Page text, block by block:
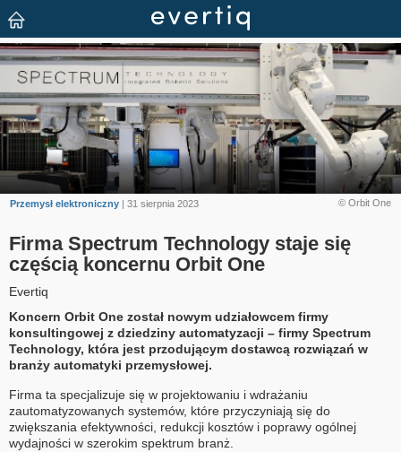
© Orbit One
Przemysł elektroniczny | 31 sierpnia 2023
Firma Spectrum Technology staje się
częścią koncernu Orbit One
Evertiq
Koncern Orbit One został nowym udziałowcem firmy
konsultingowej z dziedziny automatyzacji – firmy Spectrum
Technology, która jest przodującym dostawcą rozwiązań w
branży automatyki przemysłowej.
Firma ta specjalizuje się w projektowaniu i wdrażaniu
zautomatyzowanych systemów, które przyczyniają się do
zwiększania efektywności, redukcji kosztów i poprawy ogólnej
wydajności w szerokim spektrum branż.